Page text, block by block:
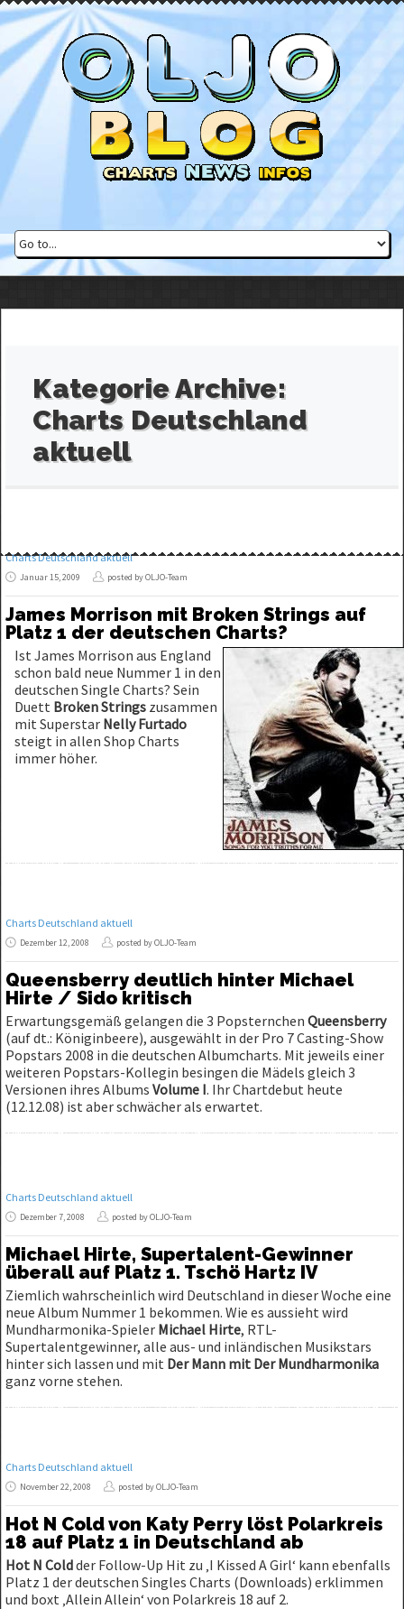
Kategorie Archive:
Charts Deutschland
aktuell
Charts Deutschland aktuell
Januar 15, 2009 posted by OLJO-Team
James Morrison mit Broken Strings auf
Platz 1 der deutschen Charts?
Ist James Morrison aus England
schon bald neue Nummer 1 in den
deutschen Single Charts? Sein
Duett Broken Strings zusammen
mit Superstar Nelly Furtado
steigt in allen Shop Charts
immer höher.
Charts Deutschland aktuell
Dezember 12, 2008 posted by OLJO-Team
Queensberry deutlich hinter Michael
Hirte / Sido kritisch
Erwartungsgemäß gelangen die 3 PopsternchenQueensberry
(auf dt.: Königinbeere), ausgewählt in der Pro 7 Casting-Show
Popstars 2008 in die deutschen Albumcharts. Mit jeweils einer
weiteren Popstars-Kollegin besingen die Mädels gleich 3
Versionen ihres AlbumsVolume I. Ihr Chartdebut heute
(12.12.08) ist aber schwächer als erwartet.
Charts Deutschland aktuell
Dezember 7, 2008 posted by OLJO-Team
Michael Hirte, Supertalent-Gewinner
überall auf Platz 1. Tschö Hartz IV
Ziemlich wahrscheinlich wird Deutschland in dieser Woche eine
neue Album Nummer 1 bekommen. Wie es aussieht wird
Mundharmonika-Spieler Michael Hirte, RTL-
Supertalentgewinner, alle aus- und inländischen Musikstars
hinter sich lassen und mit Der Mann mit Der Mundharmonika
ganz vorne stehen.
Charts Deutschland aktuell
November 22, 2008 posted by OLJO-Team
Hot N Cold von Katy Perry löst Polarkreis
18 auf Platz 1 in Deutschland ab
Hot N Coldder Follow-Up Hit zu ‚I Kissed A Girl‘ kann ebenfalls
Platz 1 der deutschen Singles Charts (Downloads) erklimmen
und boxt ‚Allein Allein‘ von Polarkreis 18 auf 2.